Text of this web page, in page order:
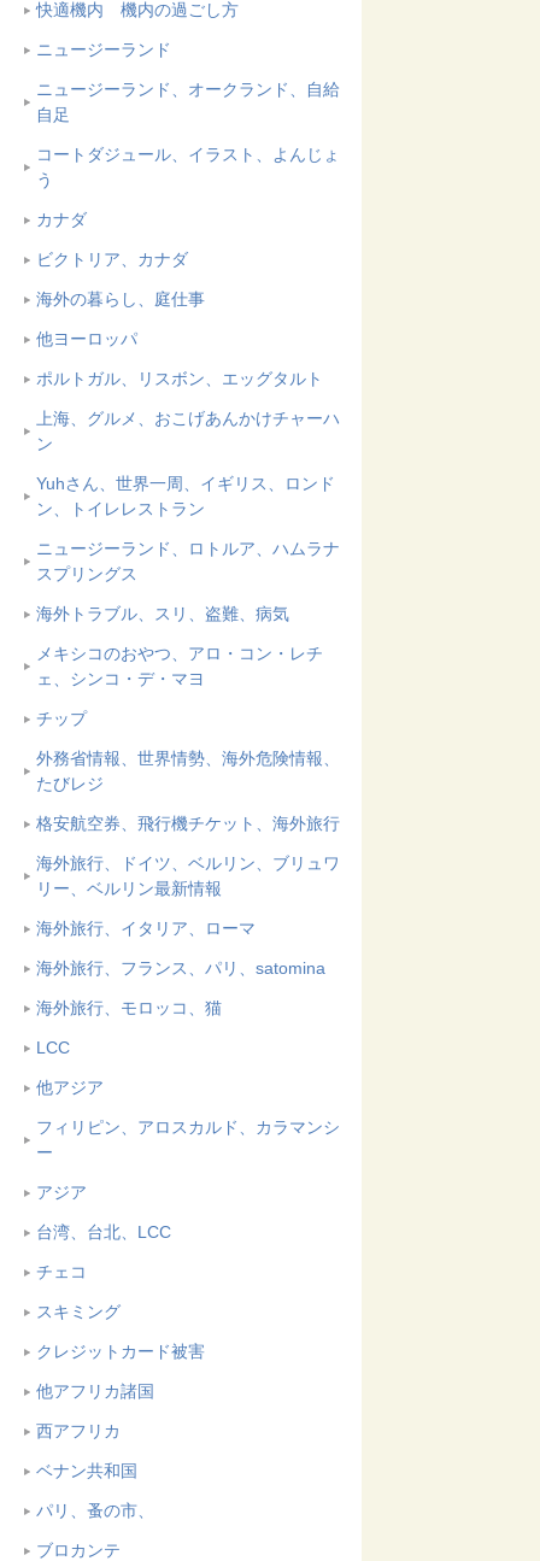
快適機内 機内の過ごし方
ニュージーランド
ニュージーランド、オークランド、自給
自足
コートダジュール、イラスト、よんじょ
う
カナダ
ビクトリア、カナダ
海外の暮らし、庭仕事
他ヨーロッパ
ポルトガル、リスボン、エッグタルト
上海、グルメ、おこげあんかけチャーハ
ン
Yuhさん、世界一周、イギリス、ロンド
ン、トイレレストラン
ニュージーランド、ロトルア、ハムラナ
スプリングス
海外トラブル、スリ、盗難、病気
メキシコのおやつ、アロ・コン・レチ
ェ、シンコ・デ・マヨ
チップ
外務省情報、世界情勢、海外危険情報、
たびレジ
格安航空券、飛行機チケット、海外旅行
海外旅行、ドイツ、ベルリン、ブリュワ
リー、ベルリン最新情報
海外旅行、イタリア、ローマ
海外旅行、フランス、パリ、satomina
海外旅行、モロッコ、猫
LCC
他アジア
フィリピン、アロスカルド、カラマンシ
ー
アジア
台湾、台北、LCC
チェコ
スキミング
クレジットカード被害
他アフリカ諸国
西アフリカ
ベナン共和国
パリ、蚤の市、
ブロカンテ